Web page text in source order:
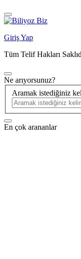
Giriş Yap
Tüm Telif Hakları
Ne arıyorsunuz?
Aramak istediğiniz
En çok arananlar